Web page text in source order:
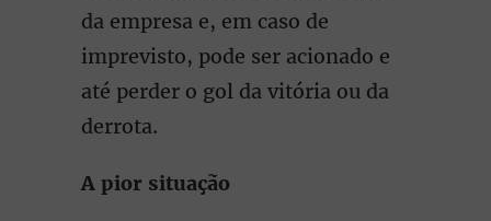
da empresa e, em caso de
imprevisto, pode ser acionado e
até perder o gol da vitória ou da
derrota.
A pior situação